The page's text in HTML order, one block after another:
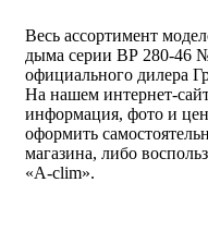
Весь ассортимент
дыма серии ВР 280-46
официального дилера
На нашем интернет-
информация, фото и
оформить
магазина, либо
«A-clim».